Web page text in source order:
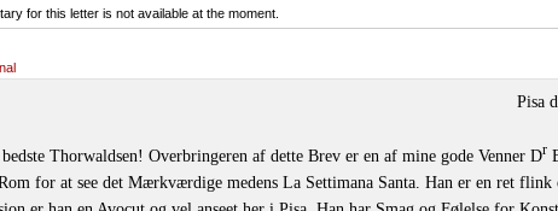
for this letter is not available at the moment.
Pisa
Thorwaldsen! Overbringeren af dette Brev er en af mine gode Venner Dr
for at see det Mærkværdige medens La Settimana Santa. Han er en ret flink